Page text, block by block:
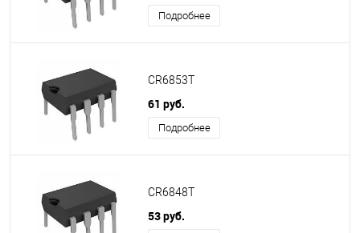
Подробнее
CR6853T
61 руб.
Подробнее
CR6848T
53 руб.